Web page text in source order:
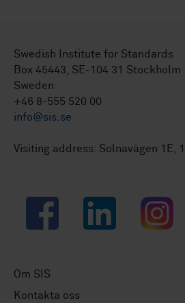
Swedish Institute for Standards
Box 45443, SE-104 31 Stockholm
Sweden
+46 8-555 520 00
info@sis.se
Visiting address: Solnavägen 1E,
Facebook LinkedIn Instagram
Om SIS
Kontakta oss